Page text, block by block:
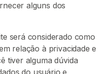
alguns dos
será considerado como
relação à privacidade e
tiver alguma dúvida
do usuário e